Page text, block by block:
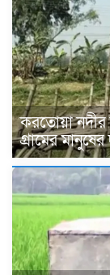
করতোয়া নদীর
গ্রামের